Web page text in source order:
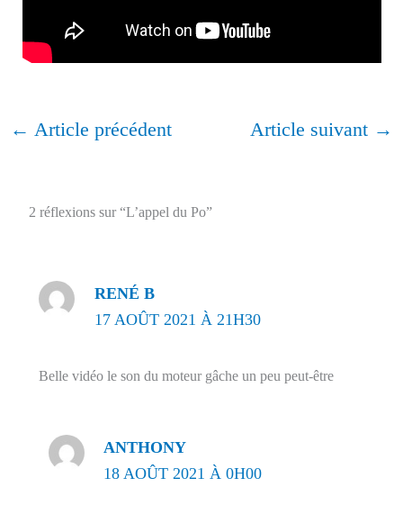
← Article précédent Article suivant →
2 réflexions sur “L’appel du Po”
RENÉ B
17 AOÛT 2021 À 21H30
Belle vidéo le son du moteur gâche un peu peut-être
ANTHONY
18 AOÛT 2021 À 0H00